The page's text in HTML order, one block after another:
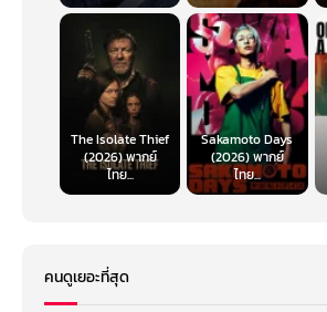
The Isolate Thief
(2026) พากย์
ไทย...
Sakamoto Days
(2026) พากย์
ไทย...
คนดูเยอะที่สุด